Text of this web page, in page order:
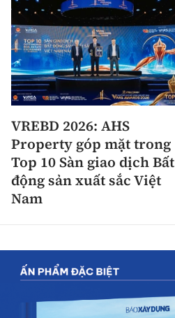
VREBD 2026: AHS
Property góp mặt trong
Top 10 Sàn giao dịch Bất
động sản xuất sắc Việt
Nam